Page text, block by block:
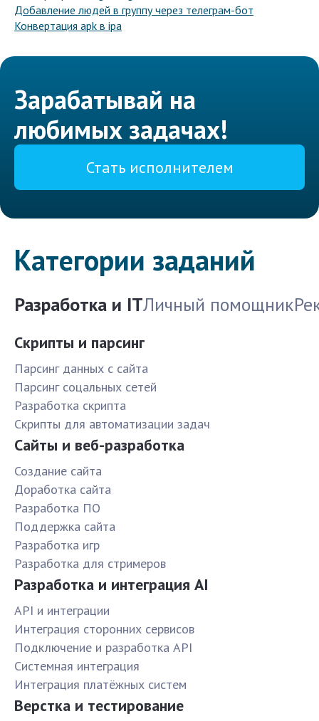
Добавление людей в группу через телеграм-бот
Конвертация apk в ipa
Зарабатывай на
любимых задачах!
Стать исполнителем
Категории заданий
Разработка и ITЛичный помощник
Скрипты и парсинг
Парсинг данных с сайта
Парсинг соцальных сетей
Разработка скрипта
Скрипты для автоматизации задач
Сайты и веб-разработка
Создание сайта
Доработка сайта
Разработка ПО
Поддержка сайта
Разработка игр
Разработка для стримеров
Разработка и интеграция AI
API и интеграции
Интеграция сторонних сервисов
Подключение и разработка API
Системная интеграция
Интеграция платёжных систем
Верстка и тестирование